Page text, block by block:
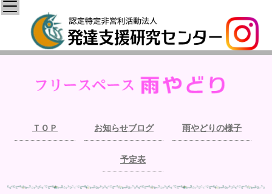
ＴＯＰ お知らせブログ 雨やどりの様子
予定表